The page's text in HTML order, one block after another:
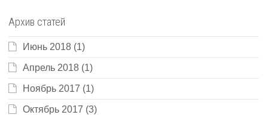
Архив статей
Июнь 2018 (1)
Апрель 2018 (1)
Ноябрь 2017 (1)
Октябрь 2017 (3)